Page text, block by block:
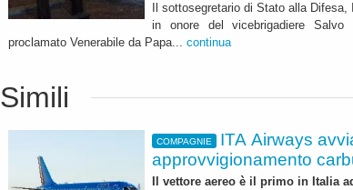
Il sottosegretario di Stato alla
in onore del vicebrigadiere Salvo
proclamato Venerabile da Papa... continua
Simili
COMPAGNIE
ITA Airways
approvvigionamento
Il vettore aereo è il primo in Italia